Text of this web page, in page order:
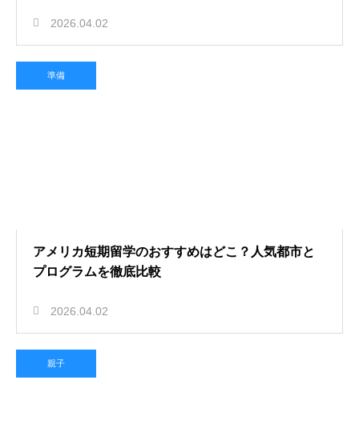
2026.04.02
準備
アメリカ短期留学のおすすめはどこ？人気都市と
プログラムを徹底比較
2026.04.02
親子